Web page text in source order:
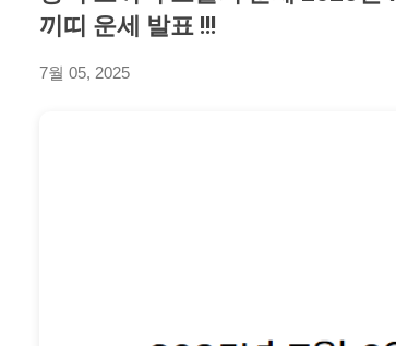
끼띠 운세 발표 !!!
7월 05, 2025